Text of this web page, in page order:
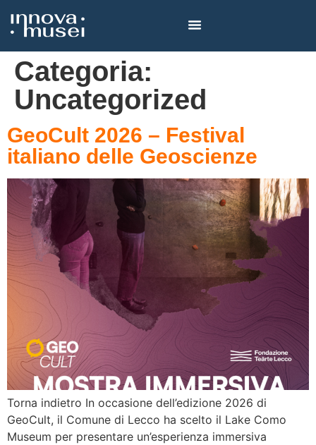
Categoria:
Uncategorized
GeoCult 2026 – Festival
italiano delle Geoscienze
Torna indietro In occasione dell’edizione 2026 di
GeoCult, il Comune di Lecco ha scelto il Lake Como
Museum per presentare un’esperienza immersiva